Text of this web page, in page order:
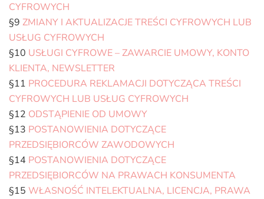
CYFROWYCH
§9 ZMIANY I AKTUALIZACJE TREŚCI CYFROWYCH LUB
USŁUG CYFROWYCH
§10 USŁUGI CYFROWE – ZAWARCIE UMOWY, KONTO
KLIENTA, NEWSLETTER
§11 PROCEDURA REKLAMACJI DOTYCZĄCA TREŚCI
CYFROWYCH LUB USŁUG CYFROWYCH
§12 ODSTĄPIENIE OD UMOWY
§13 POSTANOWIENIA DOTYCZĄCE
PRZEDSIĘBIORCÓW ZAWODOWYCH
§14 POSTANOWIENIA DOTYCZĄCE
PRZEDSIĘBIORCÓW NA PRAWACH KONSUMENTA
§15 WŁASNOŚĆ INTELEKTUALNA, LICENCJA, PRAWA